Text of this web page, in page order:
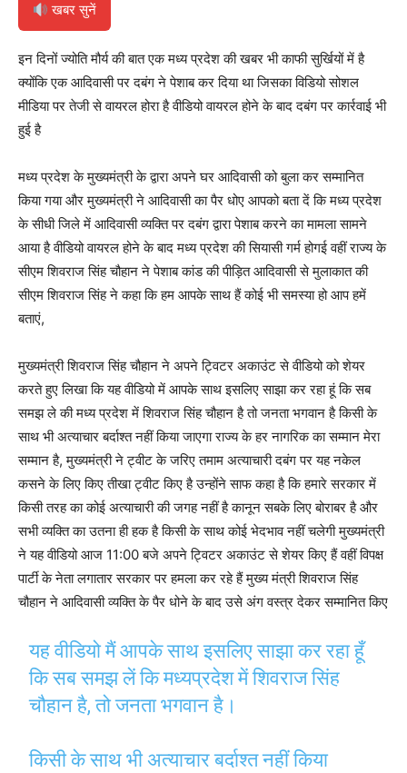
खबर सुनें
इन दिनों ज्योति मौर्य की बात एक मध्य प्रदेश की खबर भी काफी सुर्खियों में है
क्योंकि एक आदिवासी पर दबंग ने पेशाब कर दिया था जिसका विडियो सोशल
मीडिया पर तेजी से वायरल होरा है वीडियो वायरल होने के बाद दबंग पर कार्रवाई भी
हुई है
मध्य प्रदेश के मुख्यमंत्री के द्वारा अपने घर आदिवासी को बुला कर सम्मानित
किया गया और मुख्यमंत्री ने आदिवासी का पैर धोए आपको बता दें कि मध्य प्रदेश
के सीधी जिले में आदिवासी व्यक्ति पर दबंग द्वारा पेशाब करने का मामला सामने
आया है वीडियो वायरल होने के बाद मध्य प्रदेश की सियासी गर्म होगई वहीं राज्य के
सीएम शिवराज सिंह चौहान ने पेशाब कांड की पीड़ित आदिवासी से मुलाकात की
सीएम शिवराज सिंह ने कहा कि हम आपके साथ हैं कोई भी समस्या हो आप हमें
बताएं,
मुख्यमंत्री शिवराज सिंह चौहान ने अपने ट्विटर अकाउंट से वीडियो को शेयर
करते हुए लिखा कि यह वीडियो में आपके साथ इसलिए साझा कर रहा हूं कि सब
समझ ले की मध्य प्रदेश में शिवराज सिंह चौहान है तो जनता भगवान है किसी के
साथ भी अत्याचार बर्दाश्त नहीं किया जाएगा राज्य के हर नागरिक का सम्मान मेरा
सम्मान है, मुख्यमंत्री ने ट्वीट के जरिए तमाम अत्याचारी दबंग पर यह नकेल
कसने के लिए किए तीखा ट्वीट किए है उन्होंने साफ कहा है कि हमारे सरकार में
किसी तरह का कोई अत्याचारी की जगह नहीं है कानून सबके लिए बोराबर है और
सभी व्यक्ति का उतना ही हक है किसी के साथ कोई भेदभाव नहीं चलेगी मुख्यमंत्री
ने यह वीडियो आज 11:00 बजे अपने ट्विटर अकाउंट से शेयर किए हैं वहीं विपक्ष
पार्टी के नेता लगातार सरकार पर हमला कर रहे हैं मुख्य मंत्री शिवराज सिंह
चौहान ने आदिवासी व्यक्ति के पैर धोने के बाद उसे अंग वस्त्र देकर सम्मानित किए
यह वीडियो मैं आपके साथ इसलिए साझा कर रहा हूँ
कि सब समझ लें कि मध्यप्रदेश में शिवराज सिंह
चौहान है, तो जनता भगवान है।
किसी के साथ भी अत्याचार बर्दाश्त नहीं किया